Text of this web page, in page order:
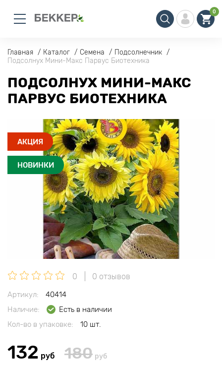
0
Главная Каталог Семена
Подсолнечник
Подсолнух Мини-Макс Парвус Биотехника
ПОДСОЛНУХ МИНИ-МАКС
ПАРВУС БИОТЕХНИКА
АКЦИЯ
НОВИНКИ
0 0 отзывов
Артикул:
40414
Наличие:
Есть в наличии
Кол-во в упаковке:
10 шт.
132 руб 180 руб